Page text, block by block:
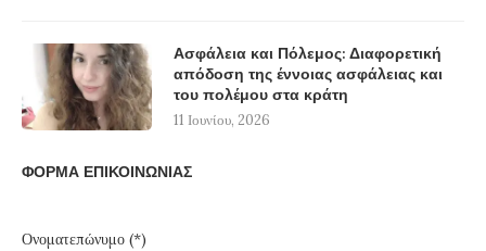
Ασφάλεια και Πόλεμος: Διαφορετική
απόδοση της έννοιας ασφάλειας και
του πολέμου στα κράτη
11 Ιουνίου, 2026
ΦΟΡΜΑ ΕΠΙΚΟΙΝΩΝΙΑΣ
Ονοματεπώνυμο (*)